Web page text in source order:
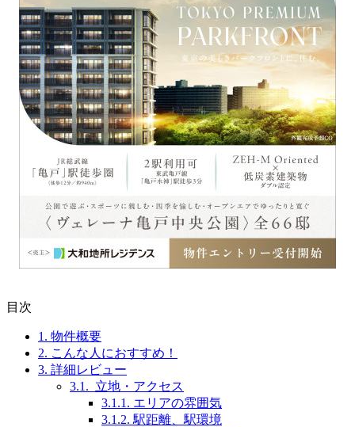
目次
1. 物件概要
2. こんな人におすすめ！
3. 詳細レビュー
3.1. 立地・アクセス
3.1.1. エリアの雰囲気
3.1.2. 駅距離、駅環境